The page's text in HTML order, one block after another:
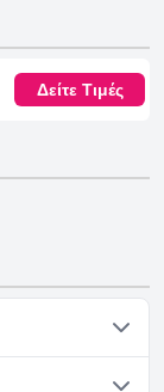
Δείτε Τιμές